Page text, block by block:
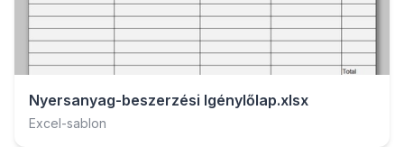
Nyersanyag-beszerzési Igénylőlap.xlsx
Excel-sablon